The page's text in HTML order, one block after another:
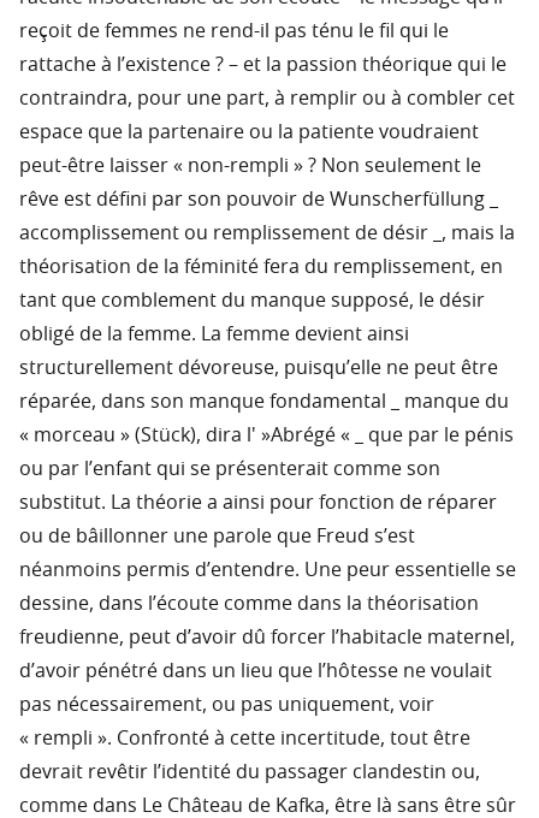
reçoit de femmes ne rend-il pas ténu le fil qui le
rattache à l’existence ? – et la passion théorique qui le
contraindra, pour une part, à remplir ou à combler cet
espace que la partenaire ou la patiente voudraient
peut-être laisser « non-rempli » ? Non seulement le
rêve est défini par son pouvoir de Wunscherfüllung _
accomplissement ou remplissement de désir _, mais la
théorisation de la féminité fera du remplissement, en
tant que comblement du manque supposé, le désir
obligé de la femme. La femme devient ainsi
structurellement dévoreuse, puisqu’elle ne peut être
réparée, dans son manque fondamental _ manque du
« morceau » (Stück), dira l' »Abrégé « _ que par le pénis
ou par l’enfant qui se présenterait comme son
substitut. La théorie a ainsi pour fonction de réparer
ou de bâillonner une parole que Freud s’est
néanmoins permis d’entendre. Une peur essentielle se
dessine, dans l’écoute comme dans la théorisation
freudienne, peut d’avoir dû forcer l’habitacle maternel,
d’avoir pénétré dans un lieu que l’hôtesse ne voulait
pas nécessairement, ou pas uniquement, voir
« rempli ». Confronté à cette incertitude, tout être
devrait revêtir l’identité du passager clandestin ou,
comme dans Le Château de Kafka, être là sans être sûr